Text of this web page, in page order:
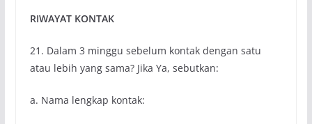
RIWAYAT KONTAK
21. Dalam 3 minggu sebelum kontak dengan satu
atau lebih yang sama? Jika Ya, sebutkan:
a. Nama lengkap kontak: